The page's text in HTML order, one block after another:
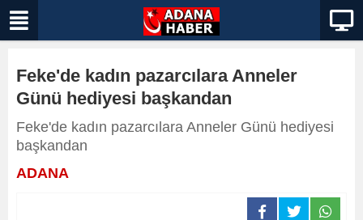
Feke'de kadın pazarcılara Anneler
Günü hediyesi başkandan
Feke'de kadın pazarcılara Anneler Günü hediyesi
başkandan
ADANA